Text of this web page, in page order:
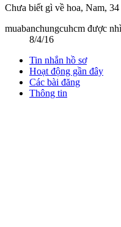
Chưa biết gì về hoa, Nam, 34
muabanchungcuhcm được
8/4/16
Tin nhắn hồ sơ
Hoạt động gần đây
Các bài đăng
Thông tin